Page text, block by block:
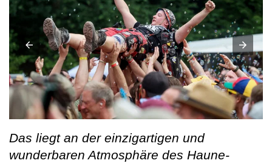
Das liegt an der einzigartigen und
wunderbaren Atmosphäre des Haune-